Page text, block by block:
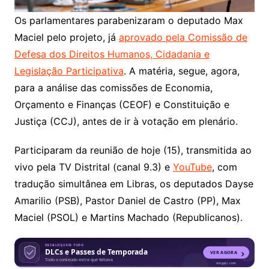
Os parlamentares parabenizaram o deputado Max
Maciel pelo projeto, já aprovado pela Comissão de
Defesa dos Direitos Humanos, Cidadania e
Legislação Participativa. A matéria, segue, agora,
para a análise das comissões de Economia,
Orçamento e Finanças (CEOF) e Constituição e
Justiça (CCJ), antes de ir à votação em plenário.
Participaram da reunião de hoje (15), transmitida ao
vivo pela TV Distrital (canal 9.3) e YouTube, com
tradução simultânea em Libras, os deputados Dayse
Amarilio (PSB), Pastor Daniel de Castro (PP), Max
Maciel (PSOL) e Martins Machado (Republicanos).